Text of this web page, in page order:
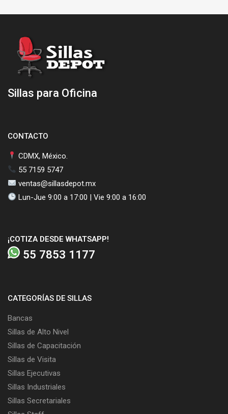
Sillas para Oficina
CONTACTO
CDMX, México.
55 7159 5747
ventas@sillasdepot.mx
Lun-Jue 9:00 a 17:00 | Vie 9:00 a 16:00
¡COTIZA DESDE WHATSAPP!
55 7853 1177
CATEGORÍAS DE SILLAS
Bancas
Sillas de Alto Nivel
Sillas de Capacitación
Sillas de Visita
Sillas Ejecutivas
Sillas Industriales
Sillas Secretariales